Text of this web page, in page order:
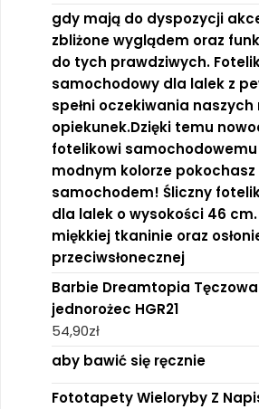
gdy mają do dyspozycji
zbliżone wyglądem oraz
do tych prawdziwych.
samochodowy dla lalek z
spełni oczekiwania naszych
opiekunek.Dzięki temu
fotelikowi
modnym kolorze pokochasz
samochodem! Śliczny
dla lalek o wysokości 46 cm.
miękkiej tkaninie oraz
przeciwsłonecznej
Barbie Dreamtopia
jednorożec HGR21
54,90zł
aby bawić się ręcznie
Fototapety Wieloryby Z